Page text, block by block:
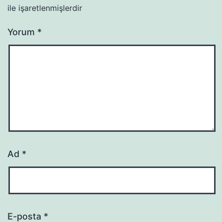
ile işaretlenmişlerdir
Yorum *
Ad *
E-posta *